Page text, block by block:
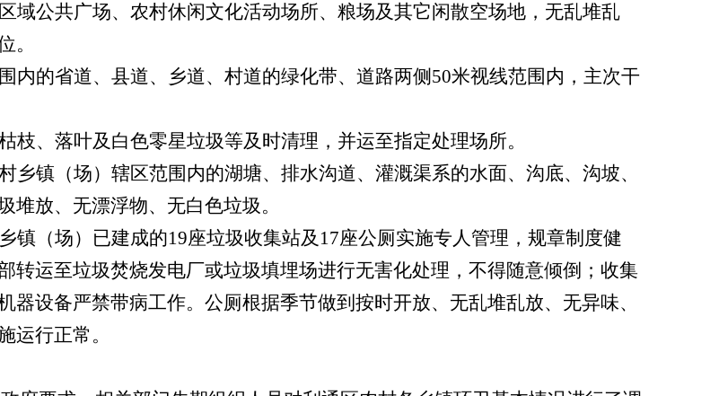
域公共广场、农村休闲文化活动场所、粮场及其它闲散空场地，无乱堆乱
。
内的省道、县道、乡道、村道的绿化带、道路两侧 50米视线范围内，主次干
、落叶及白色零星垃圾等及时清理，并运至指定处理场所。
乡镇（场）辖区范围内的湖塘、排水沟道、灌溉渠系的水面、沟底、沟坡、
放、无漂浮物、无白色垃圾。
镇（场）已建成的19座垃圾收集站及 17座公厕实施专人管理，规章制度健
转运至垃圾焚烧发电厂或垃圾填埋场进行无害化处理 ，不得随意倾倒； 收集
设备严禁带病工作。公厕根据季节做到按时开放、无乱堆乱放、无异味、
运行正常。